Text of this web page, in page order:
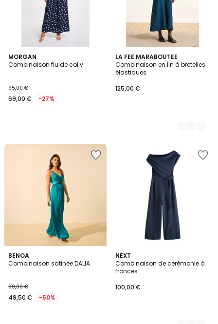
MORGAN
Combinaison fluide col v
95,00 €
69,00 € -27%
LA FEE MARABOUTEE
Combinaison en lin à bretelles
élastiques
125,00 €
3
Couleurs
BENOA
Combinaison satinée DALIA
99,00 €
49,50 € -50%
NEXT
Combinaison de cérémonie à
fronces
100,00 €
2
Couleurs